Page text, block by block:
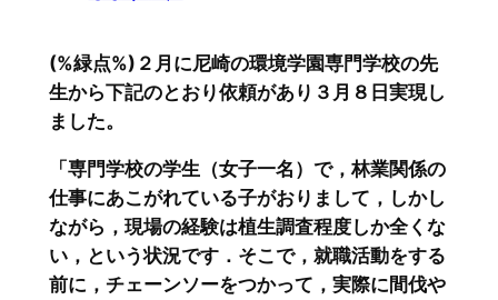
(%緑点%)２月に尼崎の環境学園専門学校の先
生から下記のとおり依頼があり３月８日実現し
ました。
「専門学校の学生（女子一名）で，林業関係の
仕事にあこがれている子がおりまして，しかし
ながら，現場の経験は植生調査程度しか全くな
い，という状況です．そこで，就職活動をする
前に，チェーンソーをつかって，実際に間伐や